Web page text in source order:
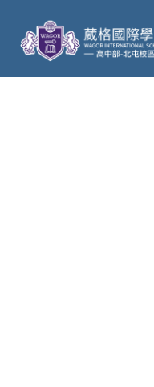
葳
格